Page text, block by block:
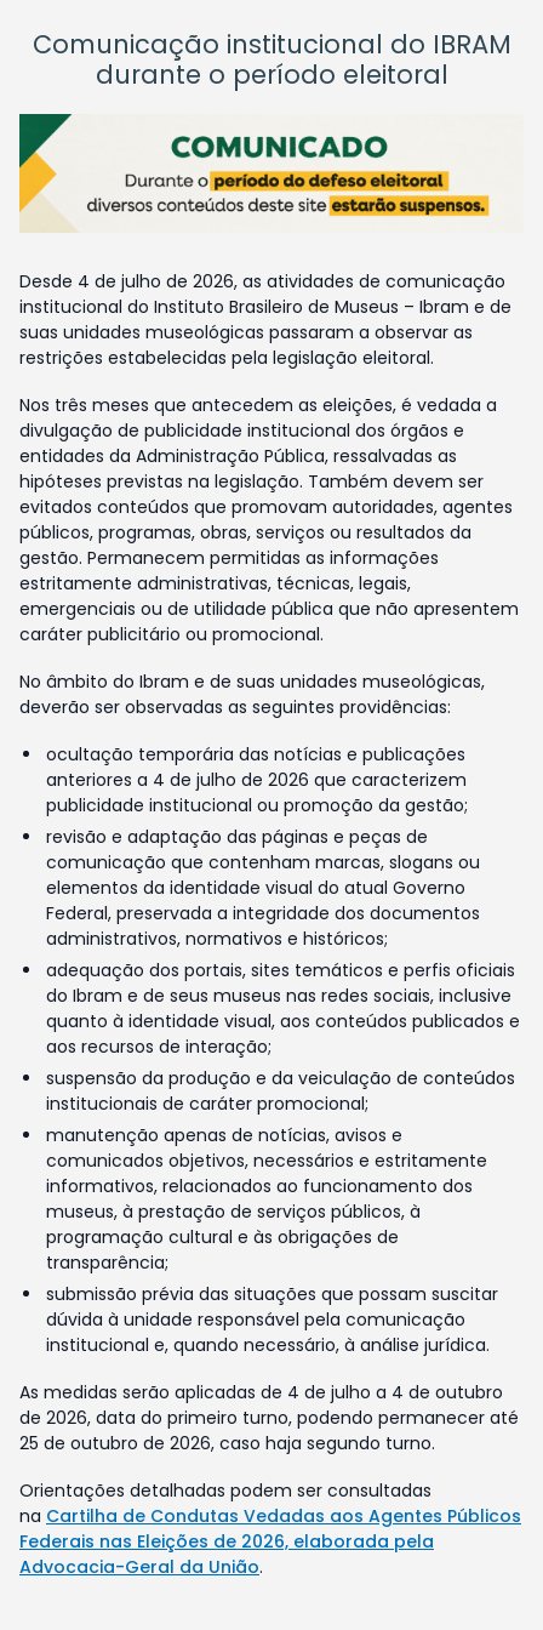
Comunicação institucional do IBRAM
durante o período eleitoral
Desde 4 de julho de 2026, as atividades de comunicação
institucional do Instituto Brasileiro de Museus – Ibram e de
suas unidades museológicas passaram a observar as
restrições estabelecidas pela legislação eleitoral.
Nos três meses que antecedem as eleições, é vedada a
divulgação de publicidade institucional dos órgãos e
entidades da Administração Pública, ressalvadas as
hipóteses previstas na legislação. Também devem ser
evitados conteúdos que promovam autoridades, agentes
públicos, programas, obras, serviços ou resultados da
gestão. Permanecem permitidas as informações
estritamente administrativas, técnicas, legais,
emergenciais ou de utilidade pública que não apresentem
caráter publicitário ou promocional.
No âmbito do Ibram e de suas unidades museológicas,
deverão ser observadas as seguintes providências:
ocultação temporária das notícias e publicações
anteriores a 4 de julho de 2026 que caracterizem
publicidade institucional ou promoção da gestão;
revisão e adaptação das páginas e peças de
comunicação que contenham marcas, slogans ou
elementos da identidade visual do atual Governo
Federal, preservada a integridade dos documentos
administrativos, normativos e históricos;
adequação dos portais, sites temáticos e perfis oficiais
do Ibram e de seus museus nas redes sociais, inclusive
quanto à identidade visual, aos conteúdos publicados e
aos recursos de interação;
suspensão da produção e da veiculação de conteúdos
institucionais de caráter promocional;
manutenção apenas de notícias, avisos e
comunicados objetivos, necessários e estritamente
informativos, relacionados ao funcionamento dos
museus, à prestação de serviços públicos, à
programação cultural e às obrigações de
transparência;
submissão prévia das situações que possam suscitar
dúvida à unidade responsável pela comunicação
institucional e, quando necessário, à análise jurídica.
As medidas serão aplicadas de 4 de julho a 4 de outubro
de 2026, data do primeiro turno, podendo permanecer até
25 de outubro de 2026, caso haja segundo turno.
Orientações detalhadas podem ser consultadas
na Cartilha de Condutas Vedadas aos Agentes Públicos
Federais nas Eleições de 2026, elaborada pela
Advocacia-Geral da União.